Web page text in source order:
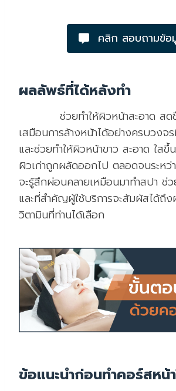
คลิก สอบถามข้อ
ผลลัพธ์ที่ได้หลังทำ
ช่วยทำให้ผิวหน้าสะอาด สดชื่
เสมือนการล้างหน้าได้อย่างครบวงจ
และช่วยทำให้ผิวหน้าขาว สะอาด ใสขึ้
ผิวเก่าถูกผลัดออกไป ตลอดจนระหว่
จะรู้สึกผ่อนคลายเหมือนมาทำสปา ช่
และที่สำคัญผู้ใช้บริการจะสัมผัสได้ถึ
วิตามินที่ท่านได้เลือก
ข้อแนะนำก่อนทำคอร์สหน้